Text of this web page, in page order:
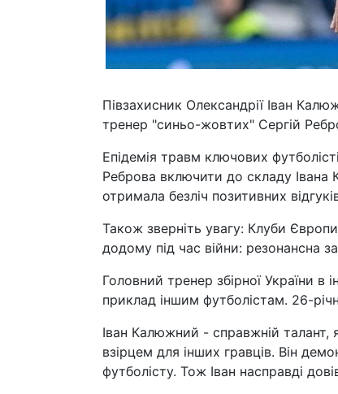
Півзахисник Олександрії Іван
тренер "синьо-жовтих" Сергій
Епідемія травм ключових
Реброва включити до складу Івана
отримала безліч позитивних
Також зверніть увагу: Клуби
додому під час війни: резонансна
Головний тренер збірної України
приклад іншим футболістам. 26-
Іван Калюжний - справжній талант,
взірцем для інших гравців. Він
футболісту. Тож Іван насправді